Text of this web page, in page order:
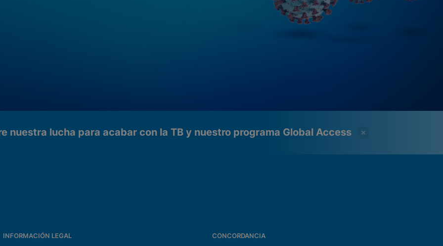
nuestra lucha para acabar con la TB y nuestro programa Global Access
INFORMACIÓN LEGAL CONCORDANCIA